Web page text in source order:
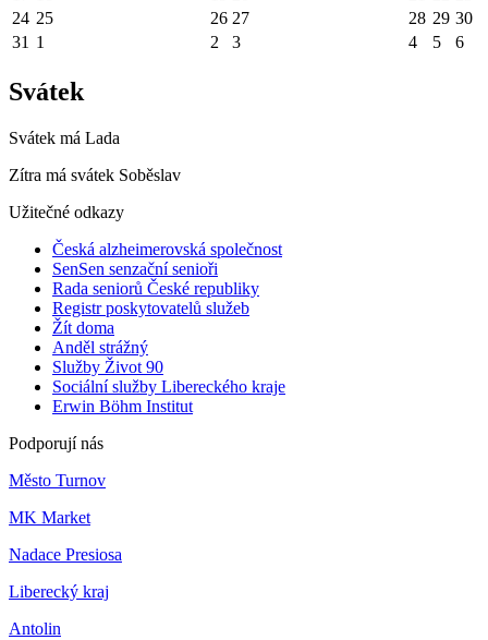
24 25 26 27 28 29 30
31 1 2 3 4 5 6
Svátek
Svátek má Lada
Zítra má svátek Soběslav
Užitečné odkazy
Česká alzheimerovská společnost
SenSen senzační senioři
Rada seniorů České republiky
Registr poskytovatelů služeb
Žít doma
Anděl strážný
Služby Život 90
Sociální služby Libereckého kraje
Erwin Böhm Institut
Podporují nás
Město Turnov
MK Market
Nadace Presiosa
Liberecký kraj
Antolin